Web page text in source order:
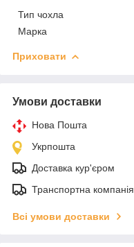
Тип чохла
Марка
Приховати
Умови доставки
Нова Пошта
Укрпошта
Доставка кур'єром
Транспортна компанія
Всі умови доставки